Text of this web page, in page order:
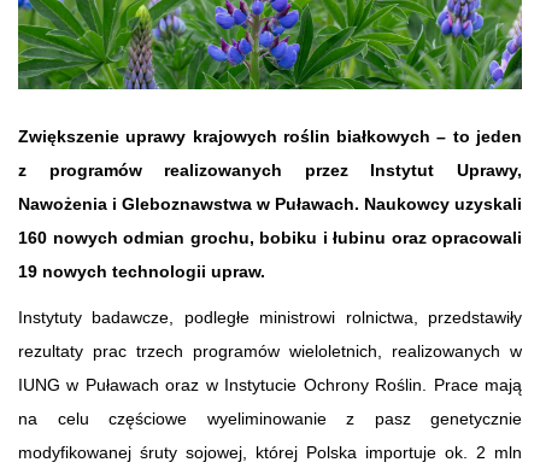
Zwiększenie uprawy krajowych roślin białkowych – to jeden
z programów realizowanych przez Instytut Uprawy,
Nawożenia i Gleboznawstwa w Puławach. Naukowcy uzyskali
160 nowych odmian grochu, bobiku i łubinu oraz opracowali
19 nowych technologii upraw.
Instytuty badawcze, podległe ministrowi rolnictwa, przedstawiły
rezultaty prac trzech programów wieloletnich, realizowanych w
IUNG w Puławach oraz w Instytucie Ochrony Roślin. Prace mają
na celu częściowe wyeliminowanie z pasz genetycznie
modyfikowanej śruty sojowej, której Polska importuje ok. 2 mln